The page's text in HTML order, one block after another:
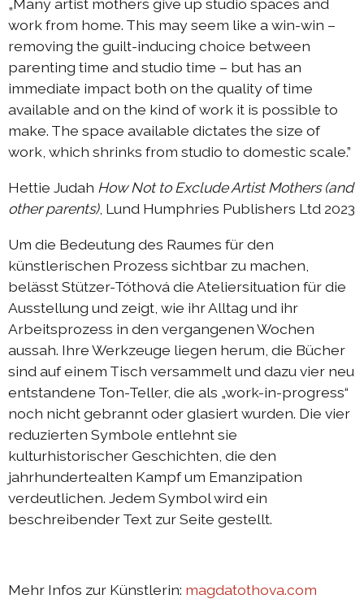
„Many artist mothers give up studio spaces and
work from home. This may seem like a win-win –
removing the guilt-inducing choice between
parenting time and studio time – but has an
immediate impact both on the quality of time
available and on the kind of work it is possible to
make. The space available dictates the size of
work, which shrinks from studio to domestic scale.”
Hettie Judah How Not to Exclude Artist Mothers (and
other parents), Lund Humphries Publishers Ltd 2023
Um die Bedeutung des Raumes für den
künstlerischen Prozess sichtbar zu machen,
belässt Stützer-Tóthová die Ateliersituation für die
Ausstellung und zeigt, wie ihr Alltag und ihr
Arbeitsprozess in den vergangenen Wochen
aussah. Ihre Werkzeuge liegen herum, die Bücher
sind auf einem Tisch versammelt und dazu vier neu
entstandene Ton-Teller, die als „work-in-progress“
noch nicht gebrannt oder glasiert wurden. Die vier
reduzierten Symbole entlehnt sie
kulturhistorischer Geschichten, die den
jahrhundertealten Kampf um Emanzipation
verdeutlichen. Jedem Symbol wird ein
beschreibender Text zur Seite gestellt.
Mehr Infos zur Künstlerin: magdatothova.com